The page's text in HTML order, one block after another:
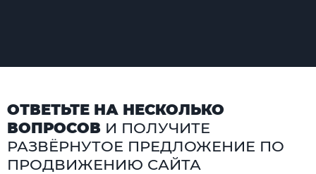
ОТВЕТЬТЕ НА НЕСКОЛЬКО
ВОПРОСОВ И ПОЛУЧИТЕ
РАЗВЁРНУТОЕ ПРЕДЛОЖЕНИЕ ПО
ПРОДВИЖЕНИЮ САЙТА